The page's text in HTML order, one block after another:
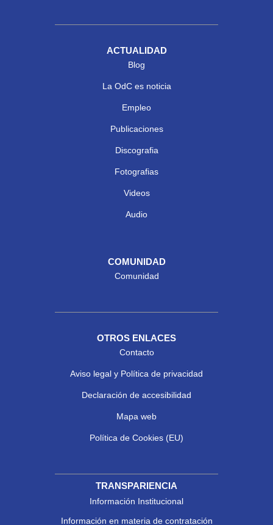
ACTUALIDAD
Blog
La OdC es noticia
Empleo
Publicaciones
Discografia
Fotografias
Videos
Audio
COMUNIDAD
Comunidad
OTROS ENLACES
Contacto
Aviso legal y Política de privacidad
Declaración de accesibilidad
Mapa web
Política de Cookies (EU)
TRANSPARIENCIA
Información Institucional
Información en materia de contratación